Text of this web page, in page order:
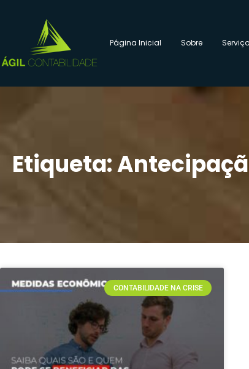
Página Inicial Sobre
Etiqueta:
CONTABILIDADE NA CRISE